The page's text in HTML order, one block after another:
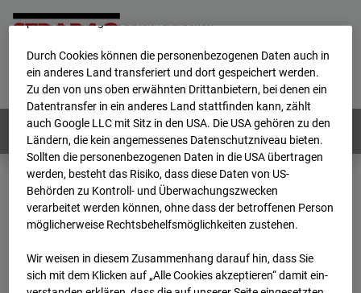
Home E-Mail Impressum
Login
Deutsch / English
Webcams: Alle Länder
Home
Deutschland
BC-120 - BV W2 Campus BT 1-3
Archiv
2026
15:05
personenbezogene Daten verarbeitet.
Durch Cookies können die personenbezogenen Daten auch in
ein anderes Land transferiert und dort gespeichert werden.
Zu den von uns oben erwähnten Drittanbietern, bei denen ein
Datentransfer in ein anderes Land stattfinden kann, zählt
auch Google LLC mit Sitz in den USA. Die USA gehören zu den
Ländern, die kein angemessenes Datenschutzniveau bieten.
Sollten die personenbezogenen Daten in die USA übertragen
werden, besteht das Risiko, dass diese Daten von US-
Behörden zu Kontroll- und Überwachungszwecken
verarbeitet werden können, ohne dass der betroffenen Person
möglicherweise Rechtsbehelfsmöglichkeiten zustehen.
Wir weisen in diesem Zusammenhang darauf hin, dass Sie
sich mit dem Klicken auf „Alle Cookies akzeptieren“ damit ein­